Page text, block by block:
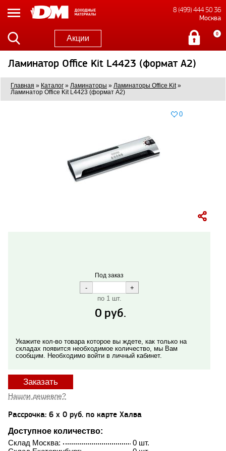
8 (499) 444 50 36
Москва
Акции 0
Ламинатор Office Kit L4423 (формат A2)
Главная » Каталог » Ламинаторы » Ламинаторы Office Kit»
Ламинатор Office Kit L4423 (формат A2)
0
Под заказ
по 1 шт.
0 руб.
Укажите кол-во товара которое вы ждете, как только на
складах появится необходимое количество, мы Вам
сообщим. Необходимо войти в личный кабинет.
Заказать
Нашли дешевле?
Рассрочка: 6 x 0 руб. по карте Халва
Доступное количество:
0 шт.
Склад Москва: